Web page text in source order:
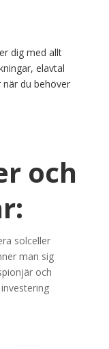
dig med allt
elavtal
du behöver
och
solceller
man sig
och